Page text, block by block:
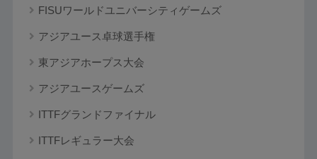
FISUワールドユニバーシティゲームズ
アジアユース卓球選手権
東アジアホープス大会
アジアユースゲームズ
ITTFグランドファイナル
ITTFレギュラー大会